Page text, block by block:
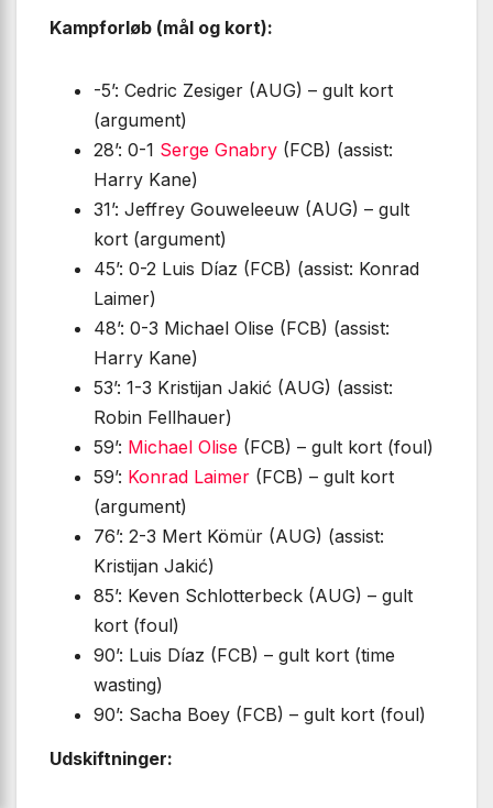
Kampforløb (mål og kort):
-5’: Cedric Zesiger (AUG) – gult kort
(argument)
28’: 0-1 Serge Gnabry (FCB) (assist:
Harry Kane)
31’: Jeffrey Gouweleeuw (AUG) – gult
kort (argument)
45’: 0-2 Luis Díaz (FCB) (assist: Konrad
Laimer)
48’: 0-3 Michael Olise (FCB) (assist:
Harry Kane)
53’: 1-3 Kristijan Jakić (AUG) (assist:
Robin Fellhauer)
59’: Michael Olise (FCB) – gult kort (foul)
59’: Konrad Laimer (FCB) – gult kort
(argument)
76’: 2-3 Mert Kömür (AUG) (assist:
Kristijan Jakić)
85’: Keven Schlotterbeck (AUG) – gult
kort (foul)
90’: Luis Díaz (FCB) – gult kort (time
wasting)
90’: Sacha Boey (FCB) – gult kort (foul)
Udskiftninger: